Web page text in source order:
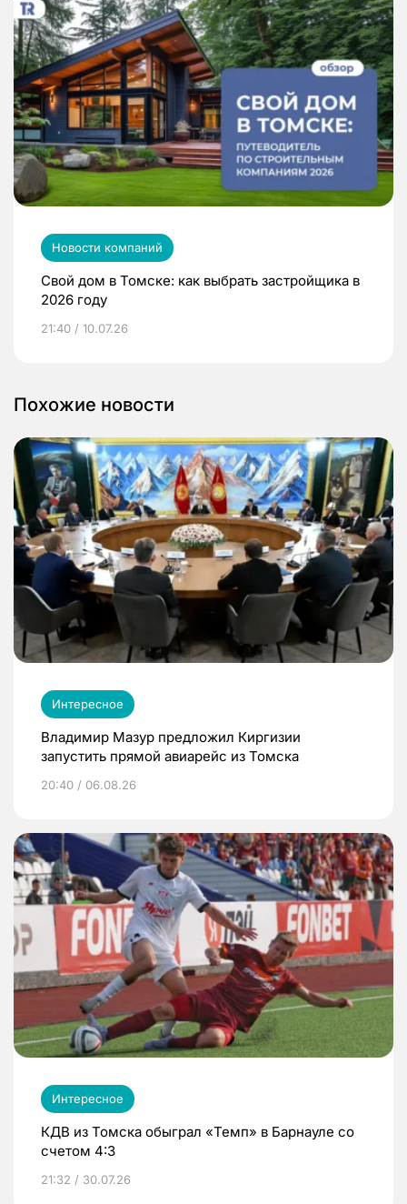
Новости компаний
Свой дом в Томске: как выбрать застройщика в
2026 году
21:40 / 10.07.26
Похожие новости
Интересное
Владимир Мазур предложил Киргизии
запустить прямой авиарейс из Томска
20:40 / 06.08.26
Интересное
КДВ из Томска обыграл «Темп» в Барнауле со
счетом 4:3
21:32 / 30.07.26